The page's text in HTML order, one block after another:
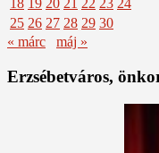
18 19 20 21 22 23 24
25 26 27 28 29 30
« márc
máj »
Erzsébetváros,